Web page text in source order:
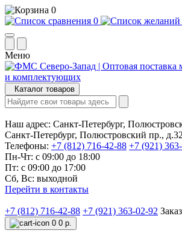
0
0
Меню
Каталог товаров
Наш адрес: Санкт-Петербург,
Санкт-Петербург, Полюстровский пр.,
Телефоны: +7 (812) 716-42-88 +7 (921)
Пн-Чт: с 09:00 до 18:00
Пт: с 09:00 до 17:00
Сб, Вс: выходной
Перейти в контакты
+7 (812) 716-42-88 +7 (921) 363-02-92
0 0 р.